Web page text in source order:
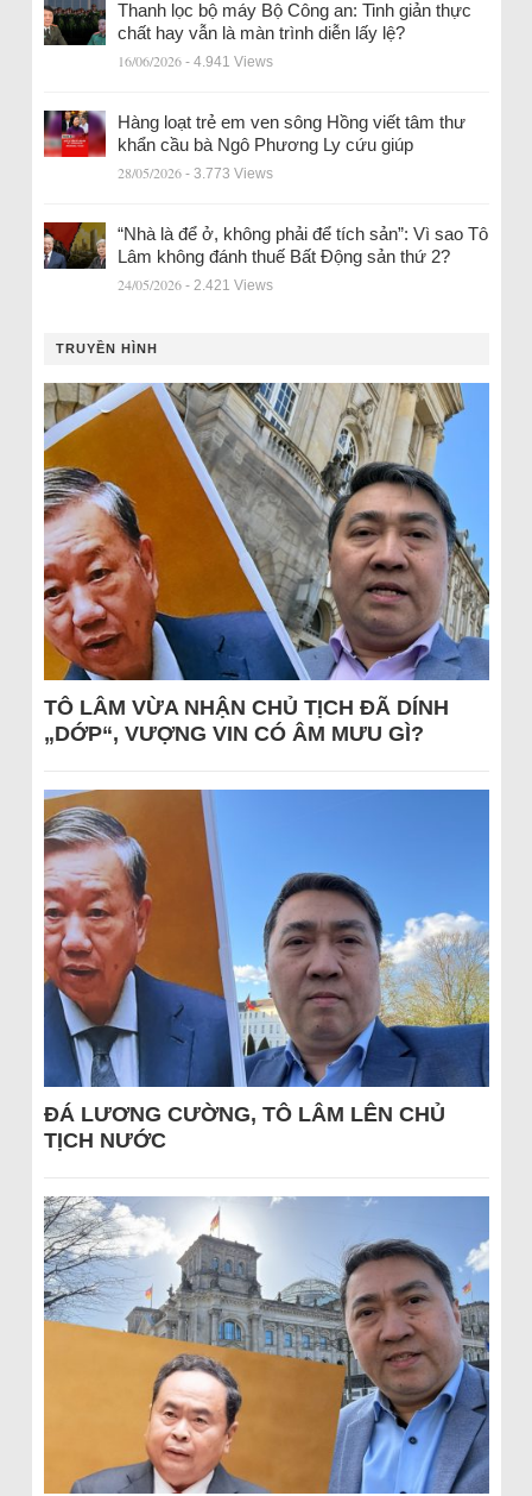
Thanh lọc bộ máy Bộ Công an: Tinh giản thực
chất hay vẫn là màn trình diễn lấy lệ?
16/06/2026 - 4.941 Views
Hàng loạt trẻ em ven sông Hồng viết tâm thư
khẩn cầu bà Ngô Phương Ly cứu giúp
28/05/2026 - 3.773 Views
“Nhà là để ở, không phải để tích sản”: Vì sao Tô
Lâm không đánh thuế Bất Động sản thứ 2?
24/05/2026 - 2.421 Views
TRUYỀN HÌNH
TÔ LÂM VỪA NHẬN CHỦ TỊCH ĐÃ DÍNH
„DỚP“, VƯỢNG VIN CÓ ÂM MƯU GÌ?
ĐÁ LƯƠNG CƯỜNG, TÔ LÂM LÊN CHỦ
TỊCH NƯỚC